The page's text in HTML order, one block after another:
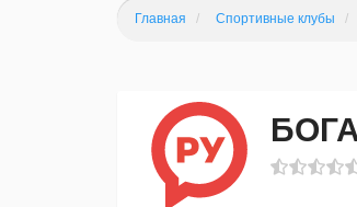
Главная Спортивные клубы